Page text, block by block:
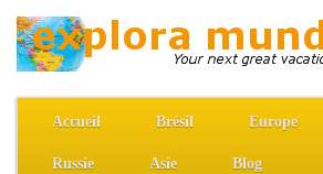
Accueil Brésil Europe
Russie Asie Blog